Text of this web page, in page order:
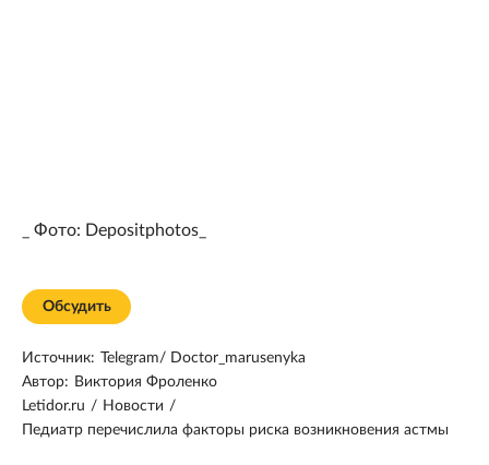
_ Фото: Depositphotos_
Обсудить
Источник: Telegram/ Doctor_marusenyka
Автор: Виктория Фроленко
Letidor.ru / Новости /
Педиатр перечислила факторы риска возникновения астмы